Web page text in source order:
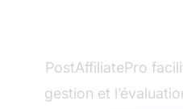
PostAffiliatePro
gestion et